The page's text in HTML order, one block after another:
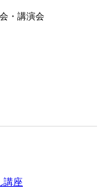
・講演会
講座